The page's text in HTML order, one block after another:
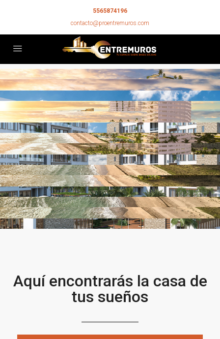
5565874196
contacto@proentremuros.com
Aquí encontrarás la casa de
tus sueños